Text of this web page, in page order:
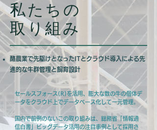
私たちの
取り組み
酪農業で先駆けとなったITとクラウド導入による先
進的な牛群管理と飼育設計
セールスフォース(R)を活用、膨大な数の牛の個体デ
ータをクラウド上でデータベース化して一元管理。
国内で前例のないこの取り組みは、総務省「情報通
信白書」ビッグデータ活用の注目事例として採用さ